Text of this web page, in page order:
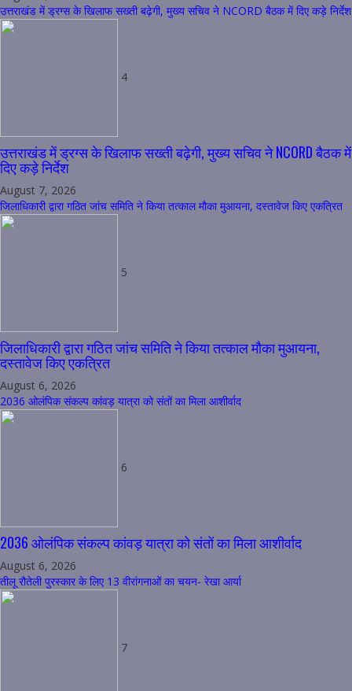
उत्तराखंड में ड्रग्स के खिलाफ सख्ती बढ़ेगी, मुख्य सचिव ने NCORD बैठक में दिए कड़े निर्देश
4
उत्तराखंड में ड्रग्स के खिलाफ सख्ती बढ़ेगी, मुख्य सचिव ने NCORD बैठक में
दिए कड़े निर्देश
August 7, 2026
जिलाधिकारी द्वारा गठित जांच समिति ने किया तत्काल मौका मुआयना, दस्तावेज किए एकत्रित
5
जिलाधिकारी द्वारा गठित जांच समिति ने किया तत्काल मौका मुआयना,
दस्तावेज किए एकत्रित
August 6, 2026
2036 ओलंपिक संकल्प कांवड़ यात्रा को संतों का मिला आशीर्वाद
6
2036 ओलंपिक संकल्प कांवड़ यात्रा को संतों का मिला आशीर्वाद
August 6, 2026
तीलू रौतेली पुरस्कार के लिए 13 वीरांगनाओं का चयन- रेखा आर्या
7